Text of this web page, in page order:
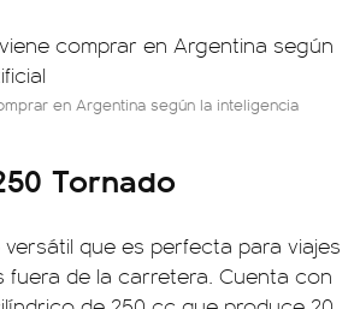
en Argentina según la inteligencia
Tornado
que es perfecta para viajes
fuera de la carretera. Cuenta con